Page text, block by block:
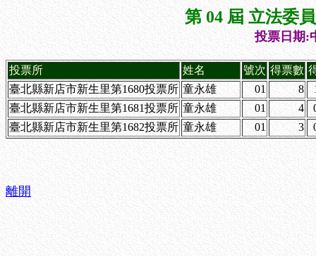
第 04 屆 立法委
投票日期:
投票所 姓名 號次 得票數
臺北縣新店市新生里第1680投票所 童永雄 01 8
臺北縣新店市新生里第1681投票所 童永雄 01 4
臺北縣新店市新生里第1682投票所 童永雄 01 3
離開